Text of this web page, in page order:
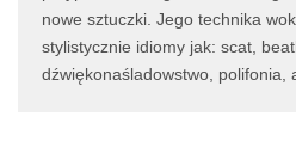
nowe sztuczki. Jego technika
stylistycznie idiomy jak: scat,
dźwiękonaśladowstwo, polifonia,